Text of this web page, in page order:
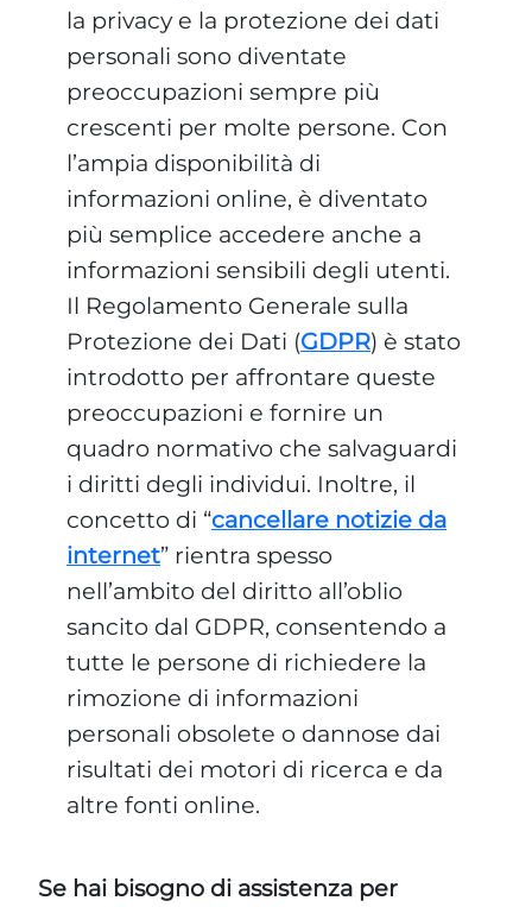
la privacy e la protezione dei dati
personali sono diventate
preoccupazioni sempre più
crescenti per molte persone. Con
l’ampia disponibilità di
informazioni online, è diventato
più semplice accedere anche a
informazioni sensibili degli utenti.
Il Regolamento Generale sulla
Protezione dei Dati (GDPR) è stato
introdotto per affrontare queste
preoccupazioni e fornire un
quadro normativo che salvaguardi
i diritti degli individui. Inoltre, il
concetto di “cancellare notizie da
internet” rientra spesso
nell’ambito del diritto all’oblio
sancito dal GDPR, consentendo a
tutte le persone di richiedere la
rimozione di informazioni
personali obsolete o dannose dai
risultati dei motori di ricerca e da
altre fonti online.
Se hai bisogno di assistenza per